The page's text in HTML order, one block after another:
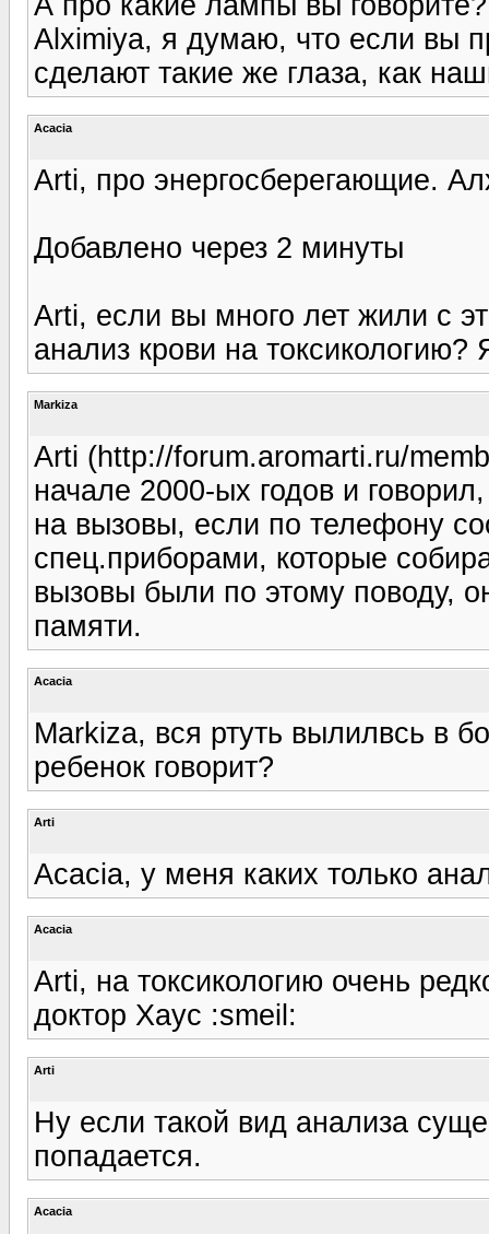
Alximiya, я думаю, что если вы
сделают такие же глаза, как
Acacia
Arti, про энергосберегающие.
Добавлено через 2 минуты
Arti, если вы много лет жили с
анализ крови на токсикологию?
Markiza
Arti (http://forum.aromarti.ru/
начале 2000-ых годов и
на вызовы, если по телефону
спец.приборами, которые
вызовы были по этому поводу,
памяти.
Acacia
Markiza, вся ртуть вылилвсь в
ребенок говорит?
Arti
Acacia, у меня каких только
Acacia
Arti, на токсикологию очень
доктор Хаус :smeil:
Arti
Ну если такой вид анализа
попадается.
Acacia